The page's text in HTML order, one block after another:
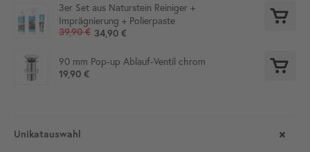
3er Set aus Naturstein Reiniger +
Imprägnierung + Polierpaste
39,90 € 34,90 €
90 mm Pop-up Ablauf-Ventil chrom
19,90 €
Unikatauswahl